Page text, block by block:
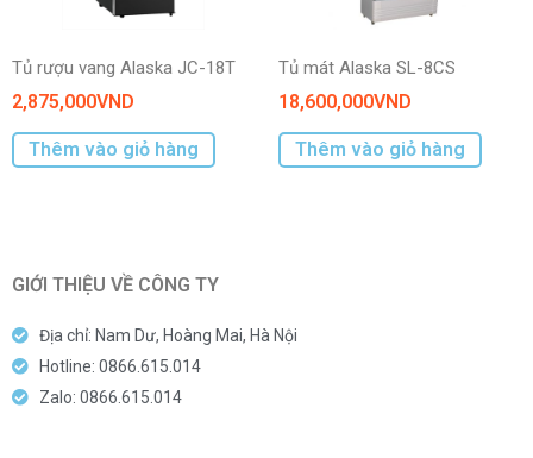
Tủ rượu vang Alaska JC-18T
2,875,000VND
Thêm vào giỏ hàng
Tủ mát Alaska SL-8CS
18,600,000VND
Thêm vào giỏ hàng
GIỚI THIỆU VỀ CÔNG TY
Địa chỉ: Nam Dư, Hoàng Mai, Hà Nội
Hotline: 0866.615.014
Zalo: 0866.615.014